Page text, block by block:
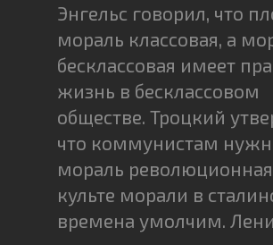
Энгельс говорил, что
мораль классовая, а
бесклассовая имеет
жизнь в бесклассовом
обществе. Троцкий
что коммунистам
мораль
культе морали в
времена умолчим.